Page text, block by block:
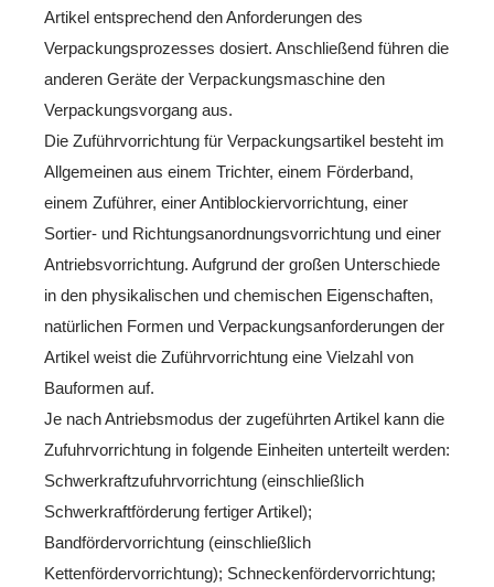
Artikel entsprechend den Anforderungen des
Verpackungsprozesses dosiert. Anschließend führen die
anderen Geräte der Verpackungsmaschine den
Verpackungsvorgang aus.
Die Zuführvorrichtung für Verpackungsartikel besteht im
Allgemeinen aus einem Trichter, einem Förderband,
einem Zuführer, einer Antiblockiervorrichtung, einer
Sortier- und Richtungsanordnungsvorrichtung und einer
Antriebsvorrichtung. Aufgrund der großen Unterschiede
in den physikalischen und chemischen Eigenschaften,
natürlichen Formen und Verpackungsanforderungen der
Artikel weist die Zuführvorrichtung eine Vielzahl von
Bauformen auf.
Je nach Antriebsmodus der zugeführten Artikel kann die
Zufuhrvorrichtung in folgende Einheiten unterteilt werden:
Schwerkraftzufuhrvorrichtung (einschließlich
Schwerkraftförderung fertiger Artikel);
Bandfördervorrichtung (einschließlich
Kettenfördervorrichtung); Schneckenfördervorrichtung;